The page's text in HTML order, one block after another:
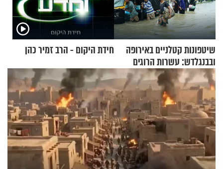
שיטפונות קטלניים באירופה
ובבנגלדש: עשרות הרוגים
ומיליון נפגעים
חידת היקום - הרב זמיר כהן